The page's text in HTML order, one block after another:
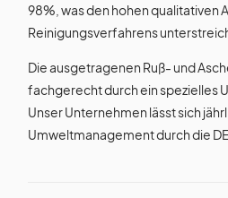
98%, was den hohen qualitativen
Reinigungsverfahrens
Die ausgetragenen Ruß- und
fachgerecht durch ein spezielles
Unser Unternehmen lässt sich
Umweltmanagement durch die